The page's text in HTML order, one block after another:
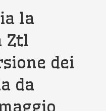
la
Ztl
dei
da